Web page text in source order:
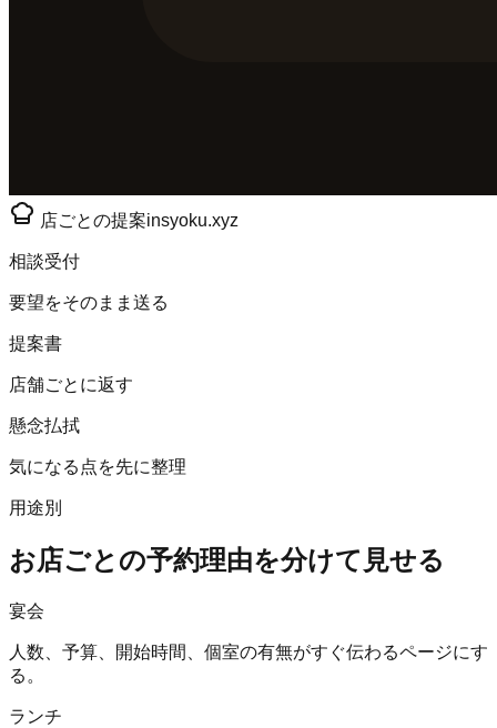
店ごとの提案insyoku.xyz
相談受付
要望をそのまま送る
提案書
店舗ごとに返す
懸念払拭
気になる点を先に整理
用途別
お店ごとの予約理由を分けて見せる
宴会
人数、予算、開始時間、個室の有無がすぐ伝わるページにす
る。
ランチ